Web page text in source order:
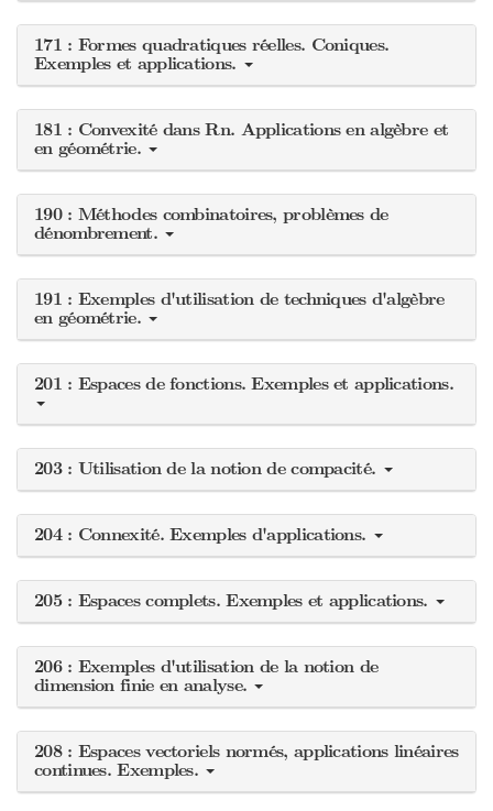
171 : Formes quadratiques réelles. Coniques.
Exemples et applications.
181 : Convexité dans Rn. Applications en algèbre et
en géométrie.
190 : Méthodes combinatoires, problèmes de
dénombrement.
191 : Exemples d'utilisation de techniques d'algèbre
en géométrie.
201 : Espaces de fonctions. Exemples et applications.
203 : Utilisation de la notion de compacité.
204 : Connexité. Exemples d'applications.
205 : Espaces complets. Exemples et applications.
206 : Exemples d'utilisation de la notion de
dimension finie en analyse.
208 : Espaces vectoriels normés, applications linéaires
continues. Exemples.